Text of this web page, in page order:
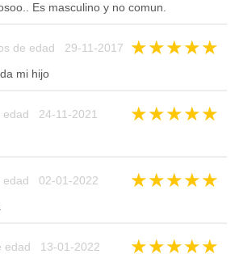
Es masculino y no comun.
de edad 29-11-2017 ★★★★★
mi hijo
edad 24-11-2021 ★★★★★
edad 02-01-2022 ★★★★★
edad 13-01-2022 ★★★★★